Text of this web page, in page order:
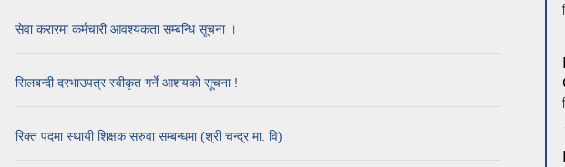
सेवा करारमा कर्मचारी आवश्यकता सम्बन्धि सूचना ।
सिलबन्दी दरभाउपत्र स्वीकृत गर्ने आशयको सूचना !
रिक्त पदमा स्थायी शिक्षक सरुवा सम्बन्धमा (श्री चन्द्र मा. वि)